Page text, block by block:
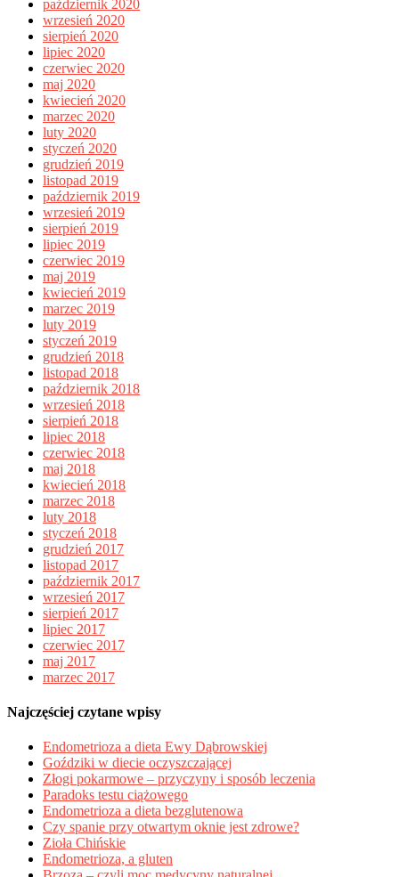
październik 2020
wrzesień 2020
sierpień 2020
lipiec 2020
czerwiec 2020
maj 2020
kwiecień 2020
marzec 2020
luty 2020
styczeń 2020
grudzień 2019
listopad 2019
październik 2019
wrzesień 2019
sierpień 2019
lipiec 2019
czerwiec 2019
maj 2019
kwiecień 2019
marzec 2019
luty 2019
styczeń 2019
grudzień 2018
listopad 2018
październik 2018
wrzesień 2018
sierpień 2018
lipiec 2018
czerwiec 2018
maj 2018
kwiecień 2018
marzec 2018
luty 2018
styczeń 2018
grudzień 2017
listopad 2017
październik 2017
wrzesień 2017
sierpień 2017
lipiec 2017
czerwiec 2017
maj 2017
marzec 2017
Najczęściej czytane wpisy
Endometrioza a dieta Ewy Dąbrowskiej
Goździki w diecie oczyszczającej
Złogi pokarmowe – przyczyny i sposób leczenia
Paradoks testu ciążowego
Endometrioza a dieta bezglutenowa
Czy spanie przy otwartym oknie jest zdrowe?
Zioła Chińskie
Endometrioza, a gluten